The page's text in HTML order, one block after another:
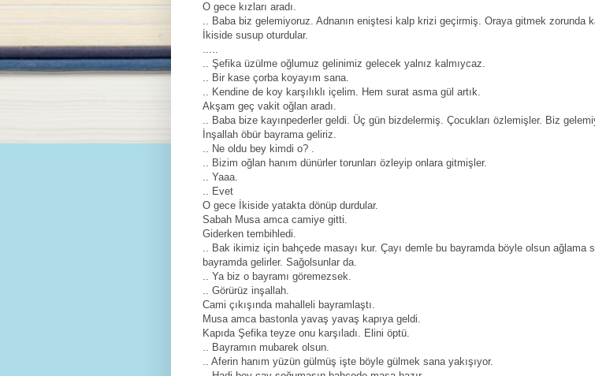
O gece kızları aradı.
.. Baba biz gelemiyoruz. Adnanın eniştesi kalp krizi geçirmiş. Oraya gitmek zorunda
İkiside susup oturdular.
.....
.. Şefika üzülme oğlumuz gelinimiz gelecek yalnız kalmıycaz.
.. Bir kase çorba koyayım sana.
.. Kendine de koy karşılıklı içelim. Hem surat asma gül artık.
Akşam geç vakit oğlan aradı.
.. Baba bize kayınpederler geldi. Üç gün bizdelermiş. Çocukları özlemişler. Biz
İnşallah öbür bayrama geliriz.
.. Ne oldu bey kimdi o? .
.. Bizim oğlan hanım dünürler torunları özleyip onlara gitmişler.
.. Yaaa.
.. Evet
O gece İkiside yatakta dönüp durdular.
Sabah Musa amca camiye gitti.
Giderken tembihledi.
.. Bak ikimiz için bahçede masayı kur. Çayı demle bu bayramda böyle olsun ağlama
bayramda gelirler. Sağolsunlar da.
.. Ya biz o bayramı göremezsek.
.. Görürüz inşallah.
Cami çıkışında mahalleli bayramlaştı.
Musa amca bastonla yavaş yavaş kapıya geldi.
Kapıda Şefika teyze onu karşıladı. Elini öptü.
.. Bayramın mubarek olsun.
.. Aferin hanım yüzün gülmüş işte böyle gülmek sana yakışıyor.